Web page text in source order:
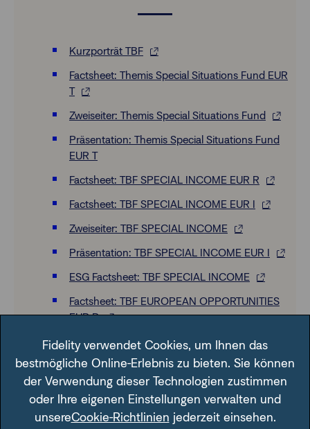
Kurzporträt TBF
Factsheet: Themis Special Situations Fund EUR
T
Zweiseiter: Themis Special Situations Fund
Präsentation: Themis Special Situations Fund
EUR T
Factsheet: TBF SPECIAL INCOME EUR R
Factsheet: TBF SPECIAL INCOME EUR I
Zweiseiter: TBF SPECIAL INCOME
Präsentation: TBF SPECIAL INCOME EUR I
ESG Factsheet: TBF SPECIAL INCOME
Factsheet: TBF EUROPEAN OPPORTUNITIES
EUR R
Factsheet: TBF EUROPEAN OPPORTUNITIES
EUR I
Präsentation: TBF EUROPEAN OPPORTUNITIES
EUR R
ESG Factsheet: TBF EUROPEAN
Fidelity verwendet Cookies, um Ihnen das
bestmögliche Online-Erlebnis zu bieten. Sie können
der Verwendung dieser Technologien zustimmen
oder Ihre eigenen Einstellungen verwalten und
unsereCookie-Richtlinien jederzeit einsehen.